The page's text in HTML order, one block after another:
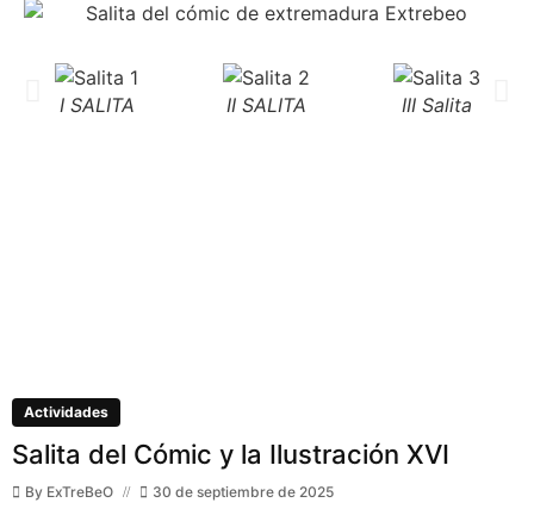
I SALITA II SALITA III Salita
Actividades
Salita del Cómic y la Ilustración XVI
By ExTreBeO 30 de septiembre de 2025